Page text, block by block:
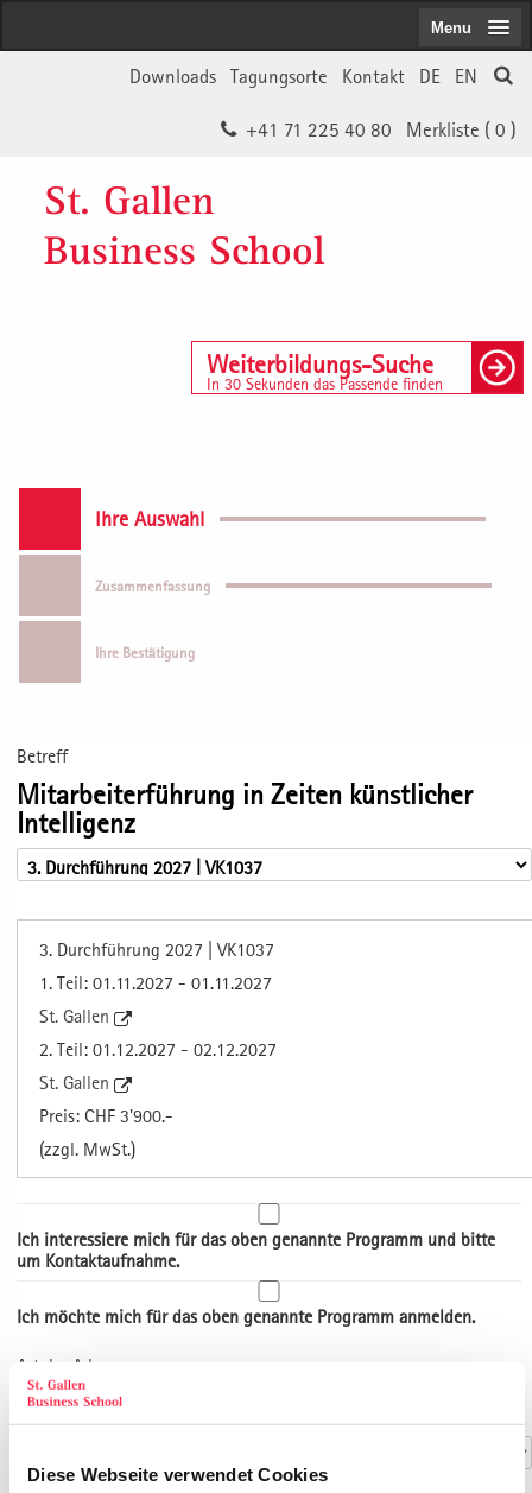
Diese Webseite verwendet Cookies
EN
DE
Kontakt
Tagungsorte
Downloads
Merkliste ( 0 )
+41 71 225 40 80
St. Gallen
Business School
Weiterbildungs-Suche
In 30 Sekunden das Passende finden
Menu
Ihre Auswahl
Zusammenfassung
Ihre Bestätigung
Betreff
Mitarbeiterführung in Zeiten künstlicher
Intelligenz
3. Durchführung 2027 | VK1037
1. Teil: 01.11.2027 - 01.11.2027
St. Gallen
2. Teil: 01.12.2027 - 02.12.2027
St. Gallen
Preis: CHF 3'900.-
(zzgl. MwSt.)
Ich interessiere mich für das oben genannte Programm und bitte
um Kontaktaufnahme.
Ich möchte mich für das oben genannte Programm anmelden.
Art der Adresse
Kontaktdaten
Anrede*